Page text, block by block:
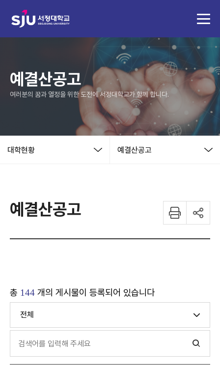
예결산공고
여러분의 꿈과 열정을 위한 도전에 서정대학교가 함께 합니다.
대학현황 예결산공고
예결산공고
총 144 개의 게시물이 등록되어 있습니다
전체